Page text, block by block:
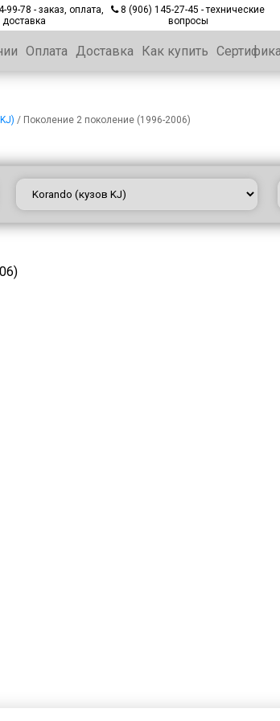
99-78 - заказ, оплата,
доставка
8 (906) 145-27-45 - технические
вопросы
Оплата Доставка Как купить
/ Поколение 2 поколение (1996-2006)